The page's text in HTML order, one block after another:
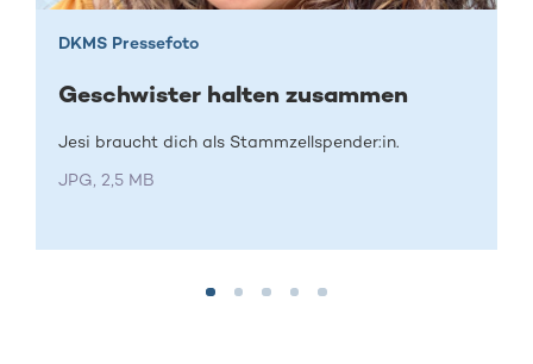
DKMS Pressefoto
Geschwister halten zusammen
Jesi braucht dich als Stammzellspender:in.
JPG, 2,5 MB